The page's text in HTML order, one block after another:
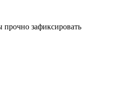
прочно зафиксировать